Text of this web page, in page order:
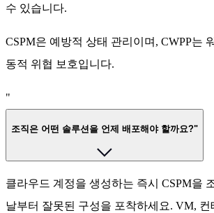
수 있습니다.
CSPM은 예방적 상태 관리이며, CWPP는
동적 위협 보호입니다.
"
조직은 어떤 솔루션을 언제 배포해야 할까요?"
클라우드 계정을 생성하는 즉시 CSPM을
날부터 잘못된 구성을 포착하세요. VM,